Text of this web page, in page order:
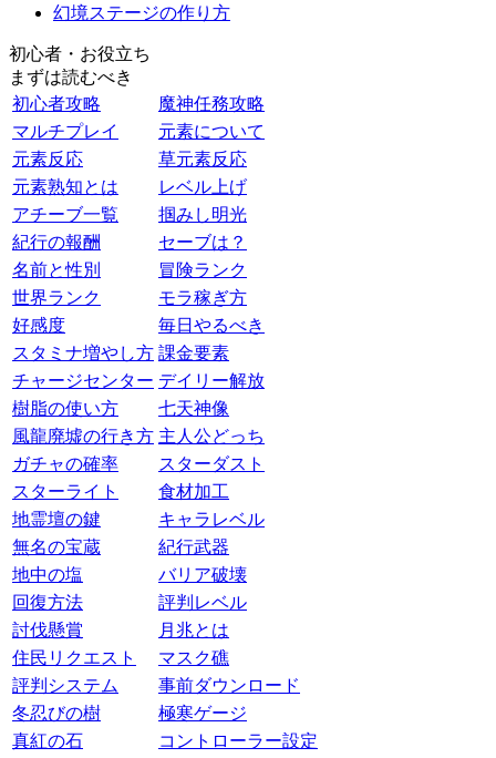
幻境ステージの作り方
初心者・お役立ち
まずは読むべき
初心者攻略
魔神任務攻略
マルチプレイ
元素について
元素反応
草元素反応
元素熟知とは
レベル上げ
アチーブ一覧
掴みし明光
紀行の報酬
セーブは？
名前と性別
冒険ランク
世界ランク
モラ稼ぎ方
好感度
毎日やるべき
スタミナ増やし方 課金要素
チャージセンター デイリー解放
樹脂の使い方
七天神像
風龍廃墟の行き方 主人公どっち
ガチャの確率
スターダスト
スターライト
食材加工
地霊壇の鍵
キャラレベル
無名の宝蔵
紀行武器
地中の塩
バリア破壊
回復方法
評判レベル
討伐懸賞
月兆とは
住民リクエスト
マスク礁
評判システム
事前ダウンロード
冬忍びの樹
極寒ゲージ
真紅の石
コントローラー設定